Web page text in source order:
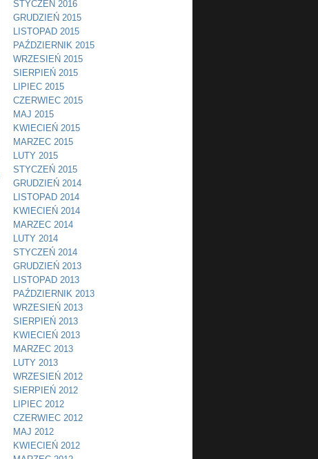
STYCZEŃ 2016
GRUDZIEŃ 2015
LISTOPAD 2015
PAŹDZIERNIK 2015
WRZESIEŃ 2015
SIERPIEŃ 2015
LIPIEC 2015
CZERWIEC 2015
MAJ 2015
KWIECIEŃ 2015
MARZEC 2015
LUTY 2015
STYCZEŃ 2015
GRUDZIEŃ 2014
LISTOPAD 2014
KWIECIEŃ 2014
MARZEC 2014
LUTY 2014
STYCZEŃ 2014
GRUDZIEŃ 2013
LISTOPAD 2013
PAŹDZIERNIK 2013
WRZESIEŃ 2013
SIERPIEŃ 2013
KWIECIEŃ 2013
MARZEC 2013
LUTY 2013
WRZESIEŃ 2012
SIERPIEŃ 2012
LIPIEC 2012
CZERWIEC 2012
MAJ 2012
KWIECIEŃ 2012